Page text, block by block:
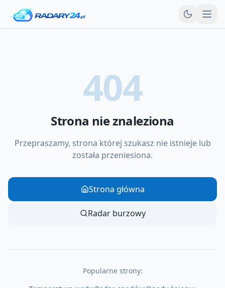
404
Strona nie znaleziona
Przepraszamy, strona której szukasz nie istnieje lub
została przeniesiona.
Strona główna
Radar burzowy
Popularne strony: